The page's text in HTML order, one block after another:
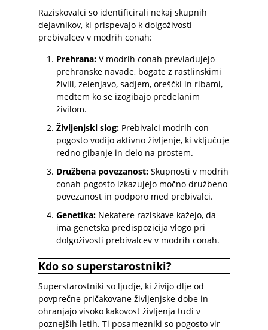
Raziskovalci so identificirali nekaj skupnih
dejavnikov, ki prispevajo k dolgoživosti
prebivalcev v modrih conah:
Prehrana: V modrih conah prevladujejo
prehranske navade, bogate z rastlinskimi
živili, zelenjavo, sadjem, oreščki in ribami,
medtem ko se izogibajo predelanim
živilom.
Življenjski slog: Prebivalci modrih con
pogosto vodijo aktivno življenje, ki vključuje
redno gibanje in delo na prostem.
Družbena povezanost: Skupnosti v modrih
conah pogosto izkazujejo močno družbeno
povezanost in podporo med prebivalci.
Genetika: Nekatere raziskave kažejo, da
ima genetska predispozicija vlogo pri
dolgoživosti prebivalcev v modrih conah.
Kdo so superstarostniki?
Superstarostniki so ljudje, ki živijo dlje od
povprečne pričakovane življenjske dobe in
ohranjajo visoko kakovost življenja tudi v
poznejših letih. Ti posamezniki so pogosto vir